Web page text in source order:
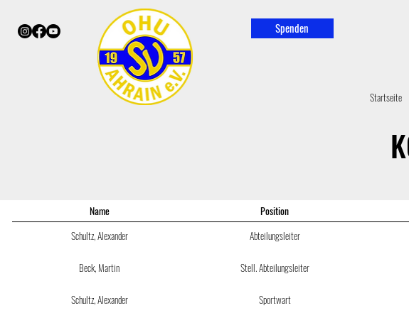
Spenden
Startseite
Name Position
Schultz, Alexander
Abteilungsleiter
Beck, Martin Stell. Abteilungsleiter
Schultz, Alexander Sportwart